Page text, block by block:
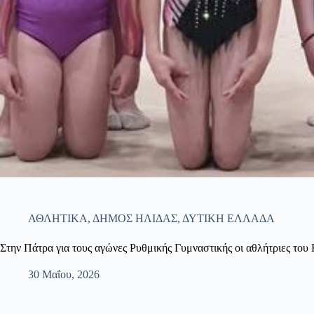
ΑΘΛΗΤΙΚΑ, ΔΗΜΟΣ ΗΛΙΔΑΣ, ΔΥΤΙΚΗ ΕΛΛΑΔΑ
Στην Πάτρα για τους αγώνες Ρυθμικής Γυμναστικής οι αθλήτριες
30 Μαΐου, 2026